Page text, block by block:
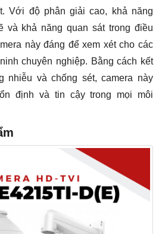
Với độ phân giải cao, khả năng
và khả năng quan sát trong điều
này đáng để xem xét cho các
chuyên nghiệp. Bằng cách kết
nhiễu và chống sét, camera này
định và tin cậy trong mọi môi